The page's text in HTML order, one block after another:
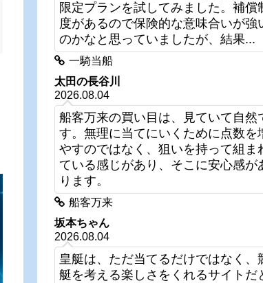
限定プランを試してみました。補償
度があるので保険的な意味合いが強
のかなと思っていましたが、結果...
一騎当船
太田の長谷川
2026.08.04
船客万来の買い目は、見ていて自然
す。無理に当てにいくために点数を
やすのではなく、狙いを持って組ま
ている感じがあり、そこに安心感が
ります。
船客万来
坂本ちゃん
2026.08.04
皇艇は、ただ当てるだけではなく、
艇を考える楽しさをくれるサイトだ